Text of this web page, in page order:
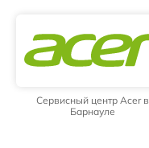
Сервисный центр Acer в
Барнауле